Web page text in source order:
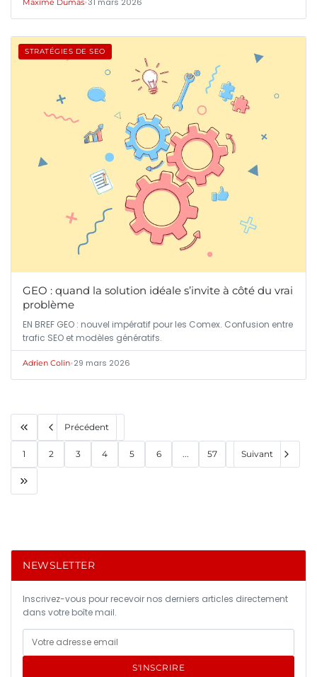
Maxime Dumas
STRATÉGIES DE SEO
GEO : quand la solution idéale s’invite à côté du vrai
problème
EN BREF GEO : nouvel impératif pour les Comex. Confusion entre
trafic SEO et modèles génératifs.
Adrien Colin•29 mars 2026
Précédent
1 2 3 4 5 6 ... 57 Suivant
NEWSLETTER
Inscrivez-vous pour recevoir nos derniers articles directement
dans votre boîte mail.
S'INSCRIRE